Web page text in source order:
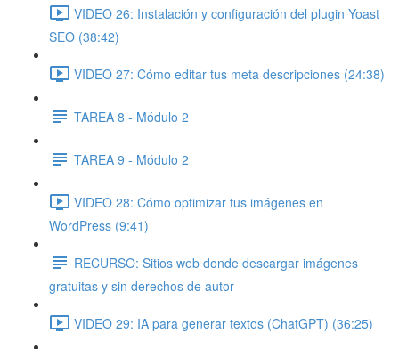
VIDEO 26: Instalación y configuración del plugin Yoast
SEO (38:42)
VIDEO 27: Cómo editar tus meta descripciones (24:38)
TAREA 8 - Módulo 2
TAREA 9 - Módulo 2
VIDEO 28: Cómo optimizar tus imágenes en
WordPress (9:41)
RECURSO: Sitios web donde descargar imágenes
gratuitas y sin derechos de autor
VIDEO 29: IA para generar textos (ChatGPT) (36:25)